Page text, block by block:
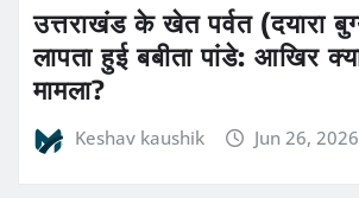
उत्तराखंड के खेत पर्वत (दयारा
लापता हुई बबीता पांडे: आखिर
मामला?
Keshav kaushik Jun 26, 2026